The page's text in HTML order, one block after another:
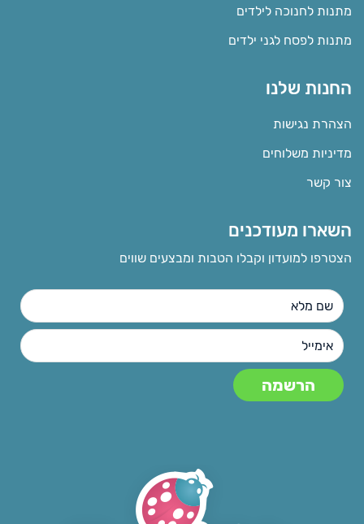
מתנות לחנוכה לילדים
מתנות לפסח לגני ילדים
החנות שלנו
הצהרת נגישות
מדיניות משלוחים
צור קשר
השארו מעודכנים
הצטרפו למועדון וקבלו הטבות ומבצעים שווים